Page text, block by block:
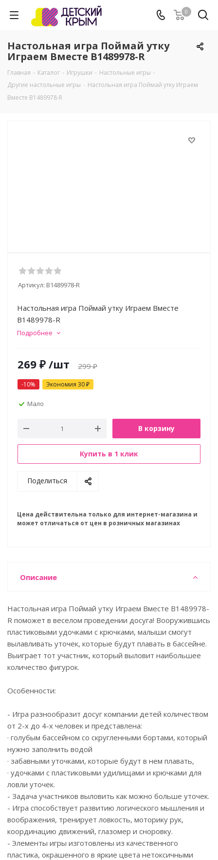
0
Настольная игра Поймай утку
Играем Вместе B1489978-R
Главная - Каталог - Игрушки - Настольные игры -
Другие настольные игры - Настольная игра Поймай утку Играем
Вместе B1489978-R
Артикул: B1489978-R
Настольная игра Поймай утку Играем Вместе
B1489978-R
Подробнее
269 ₽ /шт 299₽
-10% Экономия 30₽
Мало
В корзину
Купить в 1 клик
Поделиться
Цена действительна только для интернет-магазина и
может отличаться от цен в розничных магазинах
Описание
Настольная игра Поймай утку Играем Вместе B1489978-
R поможет в веселом проведении досуга! Вооружившись
пластиковыми удочками с крючками, малыши смогут
вылавливать уточек, которые будут плавать в бассейне.
Выиграет тот участник, который выловит наибольшее
количество фигурок.
Особенности:
- Игра разнообразит досуг компании детей количеством
от 2-х до 4-х человек и представлена:
· голубым бассейном со скругленными бортами, который
нужно заполнить водой
· забавными уточками, которые будут в нем плавать,
· удочками с пластиковыми удилищами и крючками для
ловли уточек.
- Задача участников выловить как можно больше уточек.
- Игра способствует развитию логического мышления и
воображения, тренирует ловкость, моторику рук,
координацию движений, глазомер и сноровку.
- Элементы игры изготовлены из качественного
пластика, окрашенного в яркие цвета нетоксичными